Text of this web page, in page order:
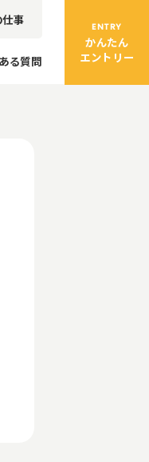
事
る質問
ENTRY
かんたん
エントリー